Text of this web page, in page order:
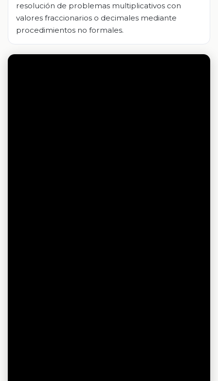
resolución de problemas multiplicativos con
valores fraccionarios o decimales mediante
procedimientos no formales.